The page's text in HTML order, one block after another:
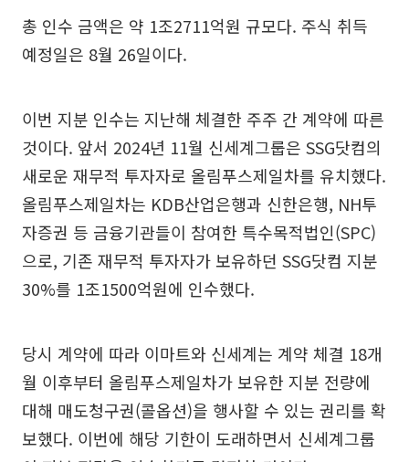
총 인수 금액은 약 1조2711억원 규모다. 주식 취득
예정일은 8월 26일이다.
이번 지분 인수는 지난해 체결한 주주 간 계약에 따른
것이다. 앞서 2024년 11월 신세계그룹은 SSG닷컴의
새로운 재무적 투자자로 올림푸스제일차를 유치했다.
올림푸스제일차는 KDB산업은행과 신한은행, NH투
자증권 등 금융기관들이 참여한 특수목적법인(SPC)
으로, 기존 재무적 투자자가 보유하던 SSG닷컴 지분
30%를 1조1500억원에 인수했다.
당시 계약에 따라 이마트와 신세계는 계약 체결 18개
월 이후부터 올림푸스제일차가 보유한 지분 전량에
대해 매도청구권(콜옵션)을 행사할 수 있는 권리를 확
보했다. 이번에 해당 기한이 도래하면서 신세계그룹